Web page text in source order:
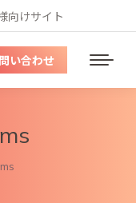
向けサイト
メ
ニ
い合わせ